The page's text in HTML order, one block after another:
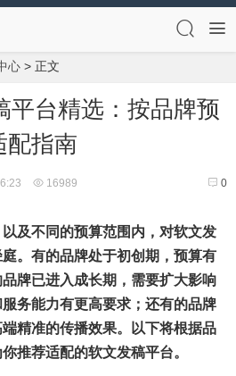
心 > 正文
平台精选：按品牌预
配指南
0
16989
及不同的预算范围内，对软文发
。有的品牌处于初创期，预算有
牌已进入成长期，需要扩大影响
务能力有更高要求；还有的品牌
精准的传播效果。以下将根据品
推荐适配的软文发稿平台。